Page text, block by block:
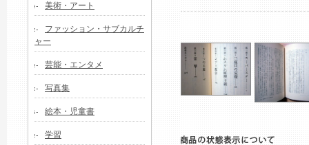
美術・アート
ファッション・サブカルチ
ャー
芸能・エンタメ
写真集
絵本・児童書
学習